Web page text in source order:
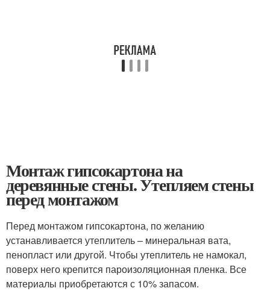
Монтаж гипсокартона на
деревянные стены. Утепляем стены
перед монтажом
Перед монтажом гипсокартона, по желанию
устанавливается утеплитель – минеральная вата,
пенопласт или другой. Чтобы утеплитель не намокал,
поверх него крепится пароизоляционная пленка. Все
материалы приобретаются с 10% запасом.